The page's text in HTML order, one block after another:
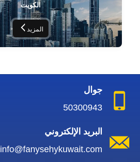
الكويت
المزيد
جوال
50300943
البريد الإلكتروني
info@fanysehykuwait.com